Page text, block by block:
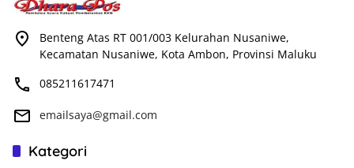
Benteng Atas RT 001/003 Kelurahan Nusaniwe,
Kecamatan Nusaniwe, Kota Ambon, Provinsi Maluku
085211617471
emailsaya@gmail.com
Kategori